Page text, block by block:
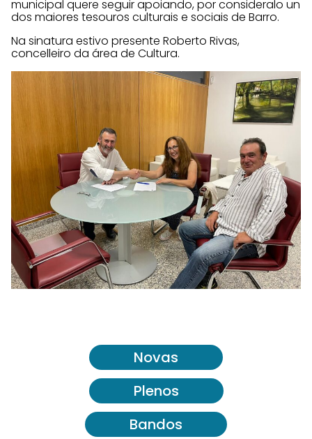
municipal quere seguir apoiando, por consideralo un
dos maiores tesouros culturais e sociais de Barro.
Na sinatura estivo presente Roberto Rivas,
concelleiro da área de Cultura.
Novas
Plenos
Bandos